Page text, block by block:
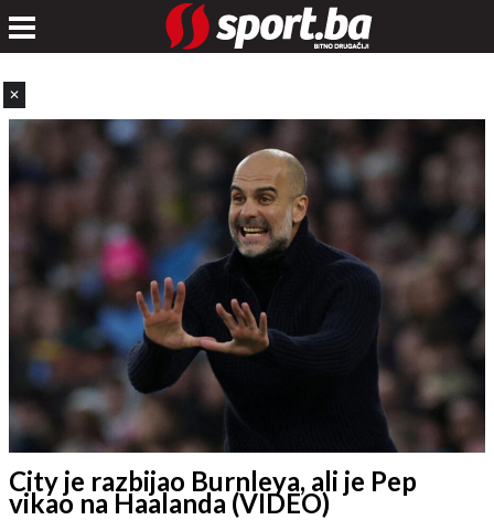
✕
City je razbijao Burnleya, ali je Pep
vikao na Haalanda (VIDEO)